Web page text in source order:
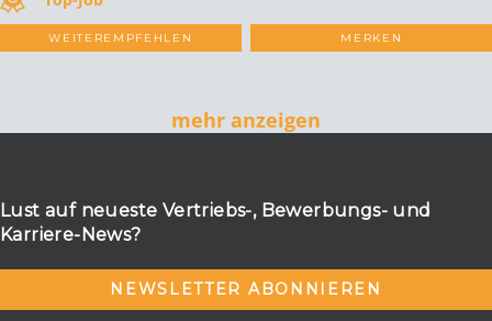
WEITEREMPFEHLEN MERKEN
mehr anzeigen
Lust auf neueste Vertriebs-, Bewerbungs- und
Karriere-News?
NEWSLETTER ABONNIEREN